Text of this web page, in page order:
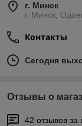
г. Минск
г. Минск,
Контакты
Сегодня
Отзывы о
42 отзывов за